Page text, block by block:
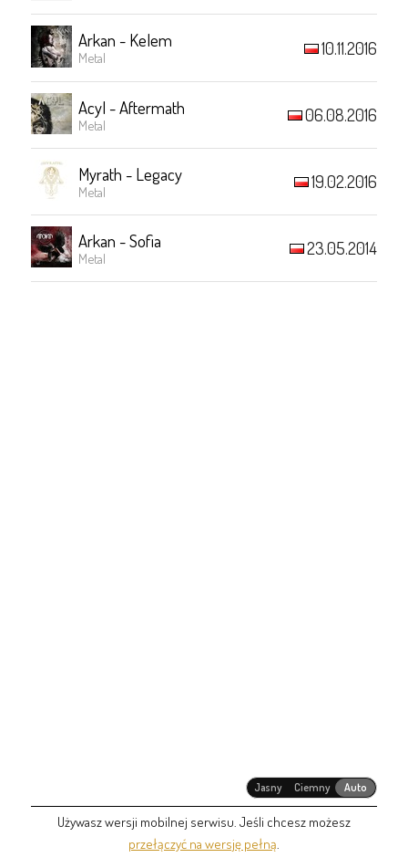
Arkan - Kelem
Metal 10.11.2016
Acyl - Aftermath
Metal 06.08.2016
Myrath - Legacy
Metal 19.02.2016
Arkan - Sofia
Metal 23.05.2014
Jasny Ciemny Auto
Używasz wersji mobilnej serwisu. Jeśli chcesz możesz
przełączyć na wersję pełną